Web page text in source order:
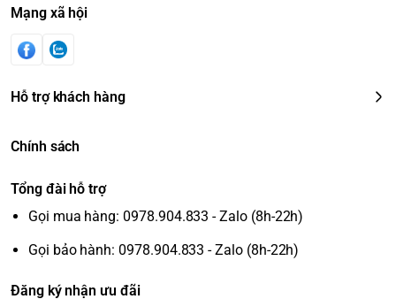
Mạng xã hội
Hỗ trợ khách hàng
Chính sách
Tổng đài hỗ trợ
Gọi mua hàng: 0978.904.833 - Zalo (8h-22h)
Gọi bảo hành: 0978.904.833 - Zalo (8h-22h)
Đăng ký nhận ưu đãi